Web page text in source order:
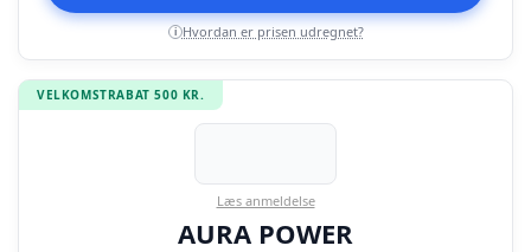
i Hvordan er prisen udregnet?
VELKOMSTRABAT 500 KR.
Læs anmeldelse
AURA POWER